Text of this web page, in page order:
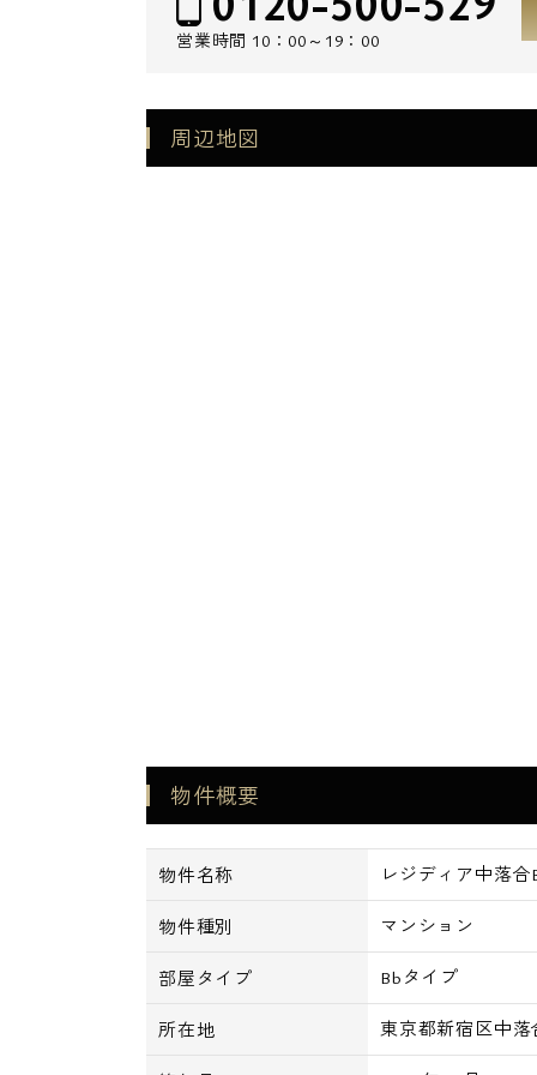
営業時間 10：00～19：00
周辺地図
物件概要
物件名称 レジディア中落
物件種別 マンション
部屋タイプ Bbタイプ
所在地 東京都新宿区中